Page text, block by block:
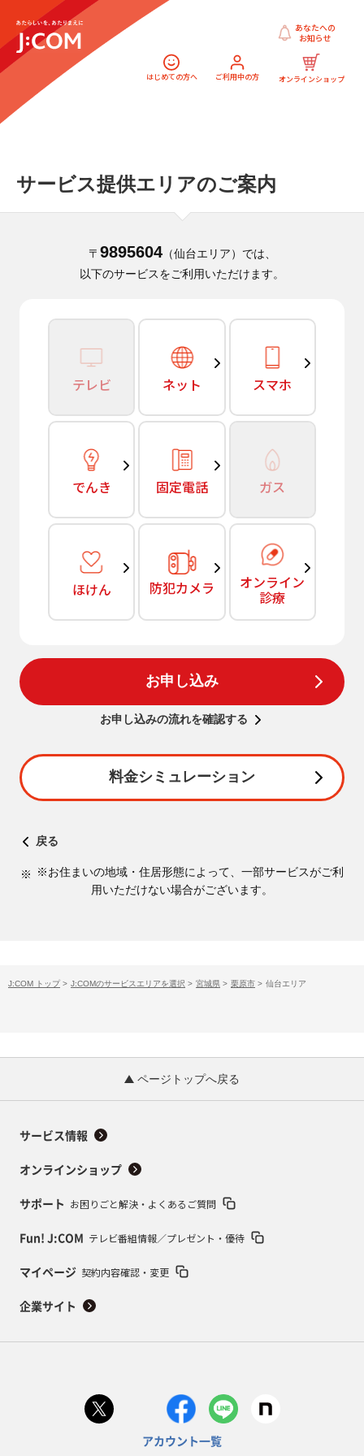
はじめての方へ ご利用中の方 オンラインショップ
あなたへの
お知らせ
サービス提供エリアのご案内
〒 9895604（仙台エリア）では、
以下のサービスをご利用いただけます。
テレビ ネット スマホ
でんき 固定電話 ガス
ほけん 防犯カメラ オンライン
診療
お申し込み
お申し込みの流れを確認する
料金シミュレーション
戻る
※お住まいの地域・住居形態によって、一部サービスがご利
用いただけない場合がございます。
J:COM トップ > J:COMのサービスエリアを選択 > 宮城県 > 栗原市 > 仙台エリア
ページトップへ戻る
サービス情報
オンラインショップ
サポート お困りごと解決・よくあるご質問
Fun! J:COM テレビ番組情報／プレゼント・優待
マイページ 契約内容確認・変更
企業サイト
アカウント一覧